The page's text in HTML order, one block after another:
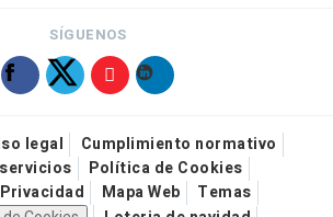
SÍGUENOS
legal
Cumplimiento normativo
Política de Cookies
Mapa Web
Temas